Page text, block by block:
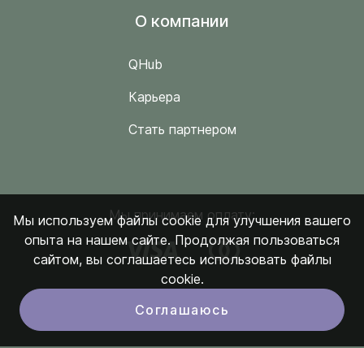
O компании
QHub
Карьера
Стать партнером
Мы принимаем оплату:
Мы используем файлы cookie для улучшения вашего
опыта на нашем сайте. Продолжая пользоваться
сайтом, вы соглашаетесь использовать файлы
cookie.
Соглашаюсь